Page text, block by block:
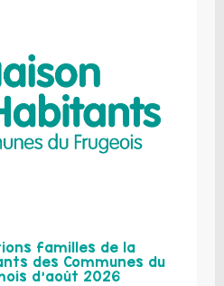
familles de la
des Communes du
d’août 2026